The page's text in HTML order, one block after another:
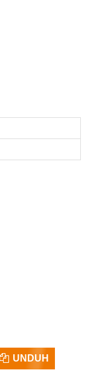
UNDUH